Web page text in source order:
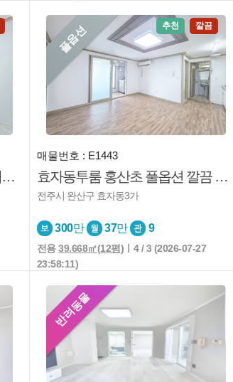
효자동포룸 가성비 깔끔 마당 채광굿 즉시입주
풀옵션 추천 깔끔
매물번호 : E1443
효자동투룸 홍산초 풀옵션 깔끔 채광굿 구조좋음 즉시입주
전주시 완산구 효자동3가
300만 37만 9
전용39.668㎡(12평) ㅣ4 / 3 (2026-07-27
23:58:11)
반려동물